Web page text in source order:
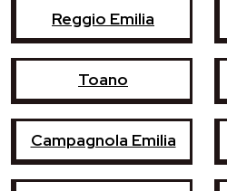
Reggio Emilia
Toano
Campagnola Emilia